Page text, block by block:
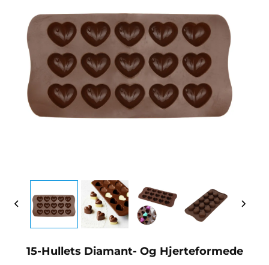
15-Hullets Diamant- Og Hjerteformede